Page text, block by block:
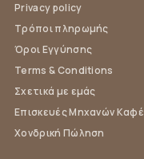
Privacy policy
Τρόποι πληρωμής
Όροι Εγγύησης
Terms & Conditions
Σχετικά με εμάς
Επισκευές Μηχανών Καφέ
Χονδρική Πώληση